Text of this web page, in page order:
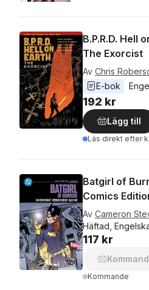
B.P.R.D. Hell
The Exorcist
Av Chris
E-bok
192 kr
Lägg till
Läs direkt efter
Batgirl of
Comics
Av Cameron
Häftad,
117 kr
Kommande